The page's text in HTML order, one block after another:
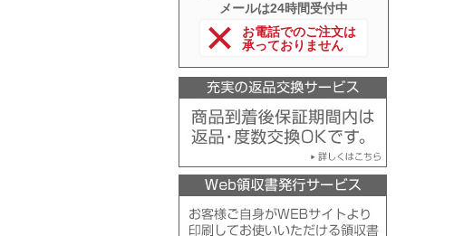
メールは24時間受付中
お電話でのご注文は
承っておりません